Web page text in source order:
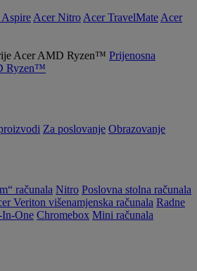
Acer Nitro Acer TravelMate Acer
Prijenosna
Ryzen™
Za poslovanje Obrazovanje
računala Nitro Poslovna stolna računala
Veriton višenamjenska računala Radne
One Chromebox Mini računala